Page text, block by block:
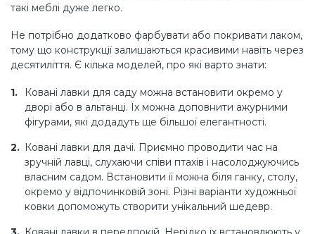
такі меблі дуже легко.
Не потрібно додатково фарбувати або покривати лаком,
тому що конструкції залишаються красивими навіть через
десятиліття. Є кілька моделей, про які варто знати:
Ковані лавки для саду можна встановити окремо у
дворі або в альтанці. Їх можна доповнити ажурними
фігурами, які додадуть ще більшої елегантності.
Ковані лавки для дачі. Приємно проводити час на
зручній лавці, слухаючи співи птахів і насолоджуючись
власним садом. Встановити її можна біля ганку, столу,
окремо у відпочинковій зоні. Різні варіанти художньої
ковки допоможуть створити унікальний шедевр.